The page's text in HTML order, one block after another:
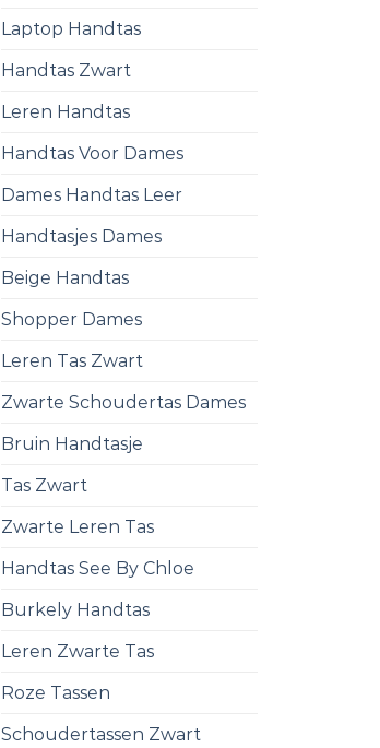
Laptop Handtas
Handtas Zwart
Leren Handtas
Handtas Voor Dames
Dames Handtas Leer
Handtasjes Dames
Beige Handtas
Shopper Dames
Leren Tas Zwart
Zwarte Schoudertas Dames
Bruin Handtasje
Tas Zwart
Zwarte Leren Tas
Handtas See By Chloe
Burkely Handtas
Leren Zwarte Tas
Roze Tassen
Schoudertassen Zwart